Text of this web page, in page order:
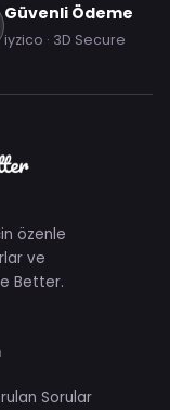
Güvenli Ödeme
iyzico · 3D Secure
özenle
ve
Better.
Sorular